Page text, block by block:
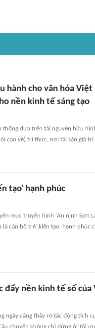
hành cho văn hóa Việt
nền kinh tế sáng tạo
dựa trên tài nguyên hữu
cao về) tri thức, nơi tài sản giá
tạo' hạnh phúc
mục truyền hình 'An ninh Sơn
cán bộ trẻ 'kiến tạo' hạnh phúc
đẩy nền kinh tế số của
ngày càng thấy rõ tác động tích